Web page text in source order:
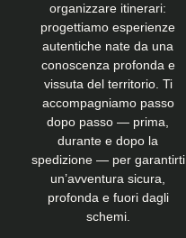
organizzare itinerari:
progettiamo esperienze
autentiche nate da una
conoscenza profonda e
vissuta del territorio. Ti
accompagniamo passo
dopo passo — prima,
durante e dopo la
spedizione — per garantirti
un’avventura sicura,
profonda e fuori dagli
schemi.